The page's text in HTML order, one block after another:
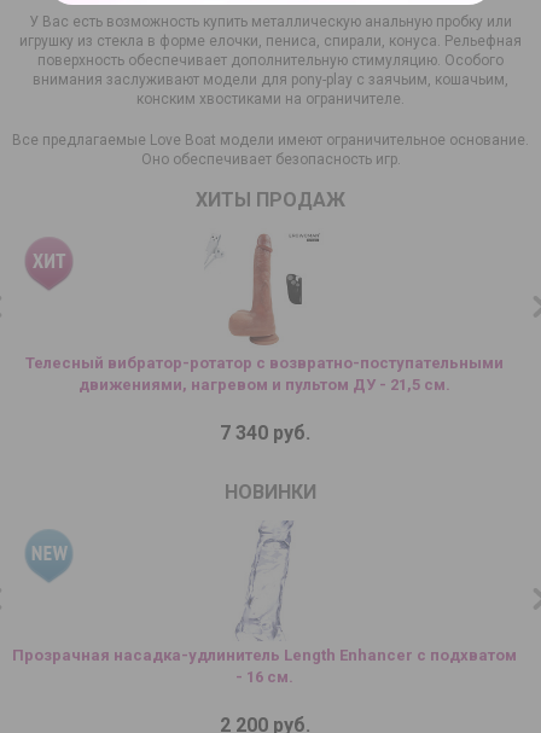
У Вас есть возможность купить металлическую анальную пробку или
игрушку из стекла в форме елочки, пениса, спирали, конуса. Рельефная
поверхность обеспечивает дополнительную стимуляцию. Особого
внимания заслуживают модели для pony-play с заячьим, кошачьим,
конским хвостиками на ограничителе.
Все предлагаемые Love Boat модели имеют ограничительное основание.
Оно обеспечивает безопасность игр.
ХИТЫ ПРОДАЖ
Телесный вибратор-ротатор с возвратно-поступательными
движениями, нагревом и пультом ДУ - 21,5 см.
7 340 руб.
НОВИНКИ
Прозрачная насадка-удлинитель Length Enhancer с подхватом
- 16 см.
2 200 руб.